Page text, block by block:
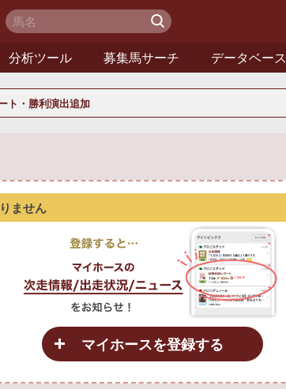
分析ツール 募集馬サーチ データベース
ト・勝利演出追加
ません
マイホースを登録する